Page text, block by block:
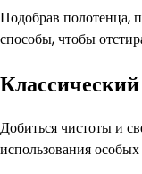
Подобрав полотенца,
способы, чтобы
Добиться чистоты и
использования